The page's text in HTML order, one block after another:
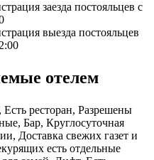
заезда постояльцев с
выезда постояльцев
отелем
ресторан, Разрешены
Бар, Круглосуточная
Доставка свежих газет и
есть отдельные